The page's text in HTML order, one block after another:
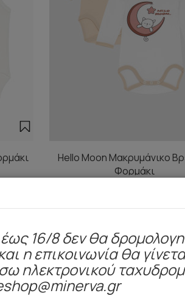
Hello Moon Μακρυμάνικο
Φορμάκι
13,90 €
πρόσφατα
16/8 δεν θα
η επικοινωνία θα
ηλεκτρονικού